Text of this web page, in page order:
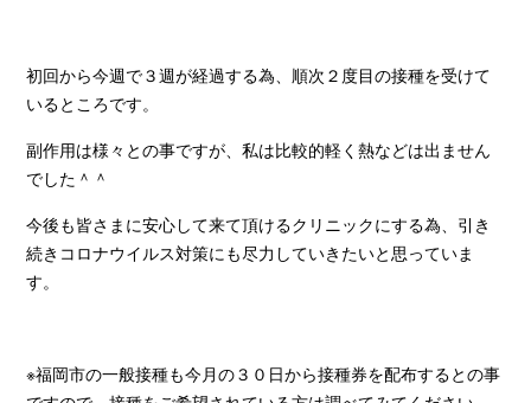
初回から今週で３週が経過する為、順次２度目の接種を受けて
いるところです。
副作用は様々との事ですが、私は比較的軽く熱などは出ません
でした＾＾
今後も皆さまに安心して来て頂けるクリニックにする為、引き
続きコロナウイルス対策にも尽力していきたいと思っていま
す。
※福岡市の一般接種も今月の３０日から接種券を配布するとの事